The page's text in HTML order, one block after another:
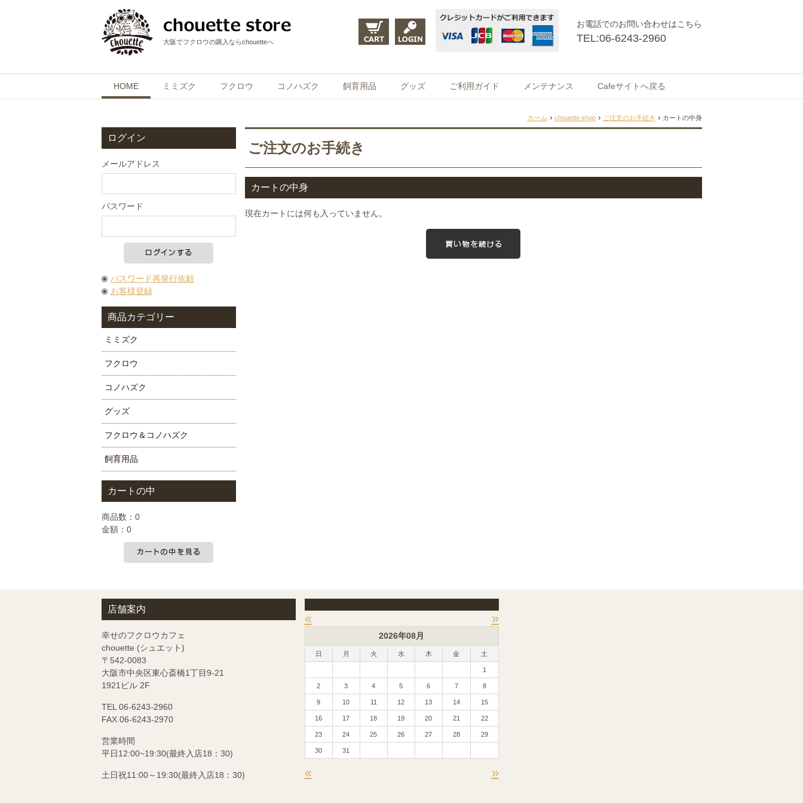
大阪でフクロウの購入ならchouetteへ
お電話でのお問い合わせはこちら
TEL:06-6243-2960
HOME ミミズク フクロウ コノハズク 飼育用品 グッズ ご利用ガイド メンテナンス Cafeサイトへ戻る
ホーム chouette shop ご注文のお手続き カートの中身
ご注文のお手続き
カートの中身
現在カートには何も入っていません。
ログイン
メールアドレス
パスワード
パスワード再発行依頼
お客様登録
商品カテゴリー
ミミズク
フクロウ
コノハズク
グッズ
フクロウ＆コノハズク
飼育用品
カートの中
商品数：0
金額：0
店舗案内
幸せのフクロウカフェ
chouette (シュエット)
〒542-0083
大阪市中央区東心斎橋1丁目9-21
1921ビル 2F
TEL 06-6243-2960
FAX 06-6243-2970
営業時間
平日12:00~19:30(最終入店18：30)
土日祝11:00～19:30(最終入店18：30)
« »
2026年08月
日 月 火 水 木 金 土
1
2 3 4 5 6 7 8
9 10 11 12 13 14 15
16 17 18 19 20 21 22
23 24 25 26 27 28 29
30 31
« »